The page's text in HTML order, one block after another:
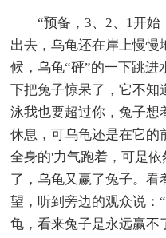
“预备，3、2、1开
出去，乌龟还在岸上慢慢
候，乌龟“砰”的一下跳进
下把兔子惊呆了，它不知
泳我也要超过你，兔子想
休息，可乌龟还是在它的
全身的'力气跑着，可是
了，乌龟又赢了兔子。看
望，听到旁边的观众说：
龟，看来兔子是永远赢